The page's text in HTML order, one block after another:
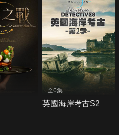
全6集
英國海岸考古S2